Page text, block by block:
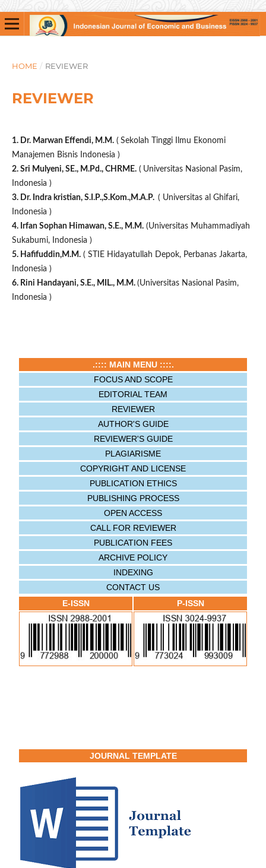
HOME / REVIEWER
REVIEWER
1. Dr. Marwan Effendi, M.M.( Sekolah Tinggi Ilmu Ekonomi
Manajemen Bisnis Indonesia )
2. Sri Mulyeni, SE., M.Pd., CHRME.( Universitas Nasional Pasim,
Indonesia )
3. Dr. Indra kristian, S.I.P.,S.Kom.,M.A.P. ( Universitas al Ghifari,
Indonesia )
4. Irfan Sophan Himawan, S.E., M.M.(Universitas Muhammadiyah
Sukabumi, Indonesia )
5. Hafifuddin,M.M.( STIE Hidayatullah Depok, Perbanas Jakarta,
Indonesia )
6. Rini Handayani, S.E., MIL., M.M. (Universitas Nasional Pasim,
Indonesia )
.:::: MAIN MENU ::::.
FOCUS AND SCOPE
EDITORIAL TEAM
REVIEWER
AUTHOR'S GUIDE
REVIEWER'S GUIDE
PLAGIARISME
COPYRIGHT AND LICENSE
PUBLICATION ETHICS
PUBLISHING PROCESS
OPEN ACCESS
CALL FOR REVIEWER
PUBLICATION FEES
ARCHIVE POLICY
INDEXING
CONTACT US
E-ISSN
P-ISSN
JOURNAL TEMPLATE